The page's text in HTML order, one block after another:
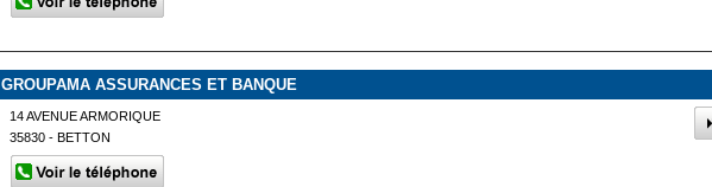
GROUPAMA ASSURANCES ET BANQUE
14 AVENUE ARMORIQUE
35830 - BETTON